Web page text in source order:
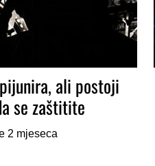
ali postoji
se zaštitite
2 mjeseca